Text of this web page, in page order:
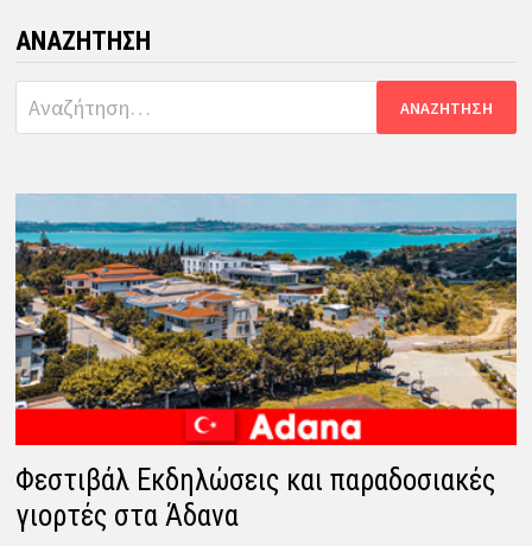
ΑΝΑΖΉΤΗΣΗ
Αναζήτηση
για:
Φεστιβάλ Εκδηλώσεις και παραδοσιακές
γιορτές στα Άδανα